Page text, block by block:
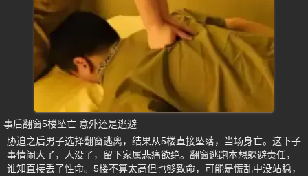
事后翻窗5楼坠亡 意外还是逃避
胁迫之后男子选择翻窗逃离，结果从5楼直接坠落，当场身亡。这下子
事情闹大了，人没了，留下家属悲痛欲绝。翻窗逃跑本想躲避责任，
谁知直接丢了性命。5楼不算太高但也够致命，可能是慌乱中没站稳，